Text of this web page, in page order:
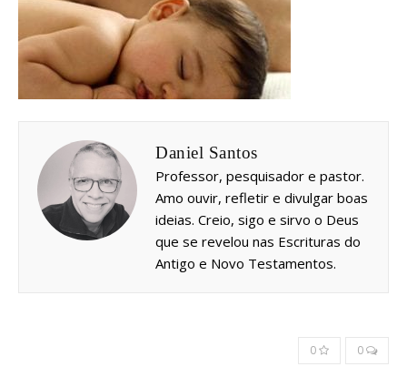
Daniel Santos
Professor, pesquisador e pastor.
Amo ouvir, refletir e divulgar boas
ideias. Creio, sigo e sirvo o Deus
que se revelou nas Escrituras do
Antigo e Novo Testamentos.
0 0